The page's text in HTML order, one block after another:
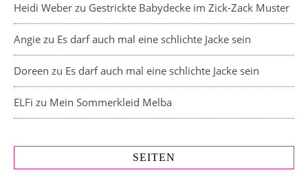
Heidi Weber zu Gestrickte Babydecke im Zick-Zack Muster
Angie zu Es darf auch mal eine schlichte Jacke sein
Doreen zu Es darf auch mal eine schlichte Jacke sein
ELFi zu Mein Sommerkleid Melba
SEITEN